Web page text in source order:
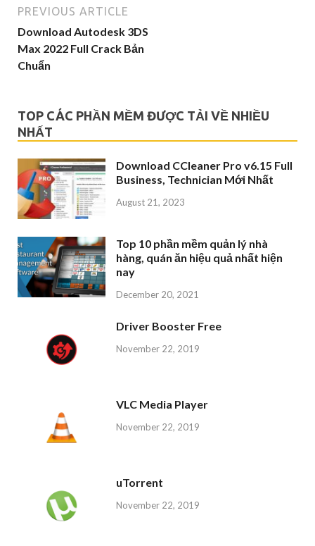
PREVIOUS ARTICLE
Download Autodesk 3DS
Max 2022 Full Crack Bản
Chuẩn
TOP CÁC PHẦN MỀM ĐƯỢC TẢI VỀ NHIỀU
NHẤT
Download CCleaner Pro v6.15 Full
Business, Technician Mới Nhất
August 21, 2023
Top 10 phần mềm quản lý nhà
hàng, quán ăn hiệu quả nhất hiện
nay
December 20, 2021
Driver Booster Free
November 22, 2019
VLC Media Player
November 22, 2019
uTorrent
November 22, 2019